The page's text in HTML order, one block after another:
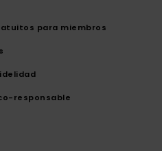
para miembros
responsable